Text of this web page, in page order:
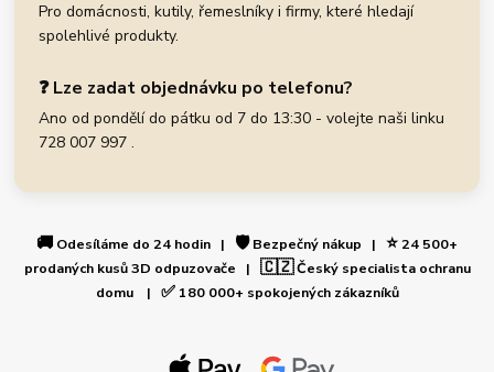
Pro domácnosti, kutily, řemeslníky i firmy, které hledají
spolehlivé produkty.
❓ Lze zadat objednávku po telefonu?
Ano od pondělí do pátku od 7 do 13:30 - volejte naši linku
728 007 997 .
🚚 Odesíláme do 24 hodin | 🛡️Bezpečný nákup | ⭐24 500+
prodaných kusů 3D odpuzovače | 🇨🇿Český specialista ochranu
domu | ✅180 000+ spokojených zákazníků